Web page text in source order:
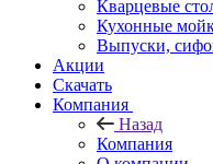
Кварцевые
Кухонные
Выпуски,
Акции
Скачать
Компания
Назад
Компания